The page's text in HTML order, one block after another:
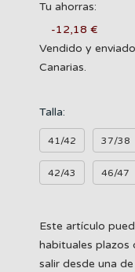
Tu ahorras:
-12,18 €
Vendido y
Canarias.
Talla:
41/42 37/38
42/43 46/47
Este artículo
habituales plazos
salir desde una